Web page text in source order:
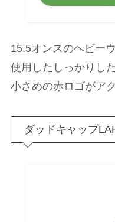
15.5オンスのヘビー
使用したしっかりし
小さめの赤ロゴがア
ダッドキャップ